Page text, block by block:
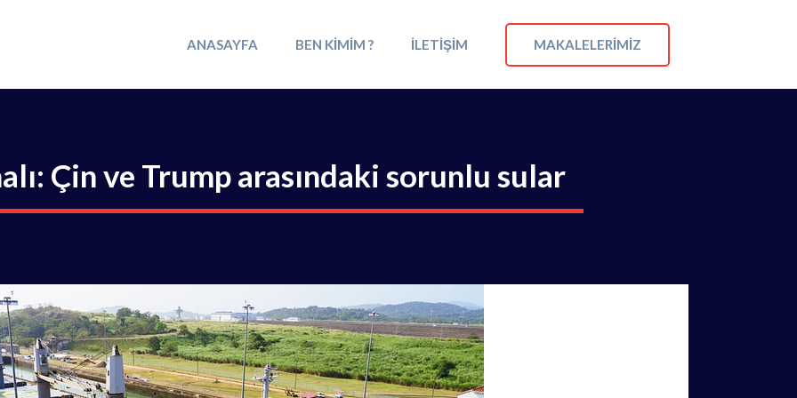
ANASAYFA BEN KIMIM ? İLETIŞIM MAKALELERIMIZ
Çin ve Trump arasındaki sorunlu sular